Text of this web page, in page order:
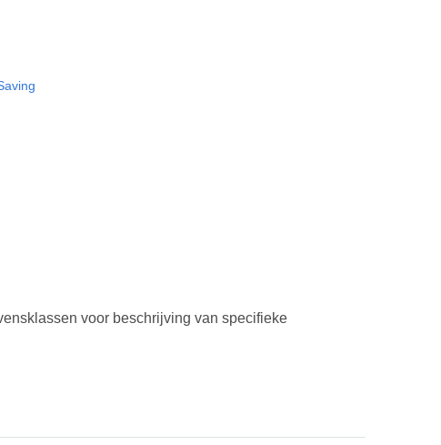
voor beschrijving van specifieke